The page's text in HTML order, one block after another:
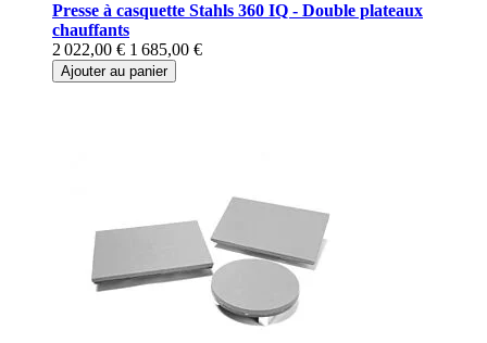
Presse à casquette Stahls 360 IQ - Double plateaux
chauffants
2 022,00 € 1 685,00 €
Ajouter au panier